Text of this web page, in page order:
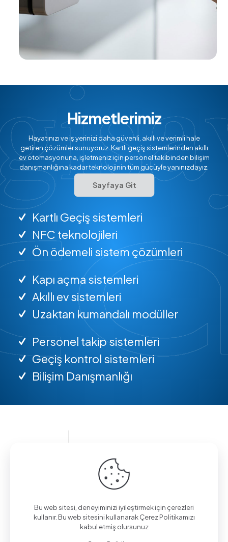
Hizmetlerimiz
Hayatınızı ve iş yerinizi daha güvenli, akıllı ve verimli hale
getiren çözümler sunuyoruz. Kartlı geçiş sistemlerinden akıllı
ev otomasyonuna, işletmeniz için personel takibinden bilişim
danışmanlığına kadar teknolojinin tüm gücüyle yanınızdayız.
Sayfaya Git
Kartlı Geçiş sistemleri
NFC teknolojileri
Ön ödemeli sistem çözümleri
Kapı açma sistemleri
Akıllı ev sistemleri
Uzaktan kumandalı modüller
Personel takip sistemleri
Geçiş kontrol sistemleri
Bilişim Danışmanlığı
Bilgi almak için arayın.
(0312) 325 02 01
Bu web sitesi, deneyiminizi iyileştirmek için çerezleri
kullanır. Bu web sitesini kullanarak Çerez Politikamızı
kabul etmiş olursunuz